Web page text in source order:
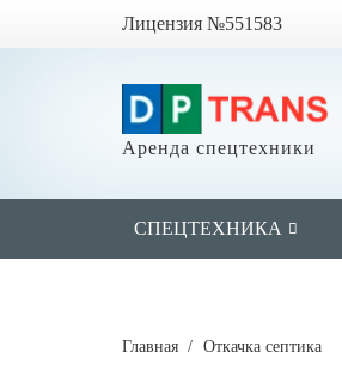
Лицензия №551583
Аренда спецтехники
СПЕЦТЕХНИКА
Главная Откачка септика